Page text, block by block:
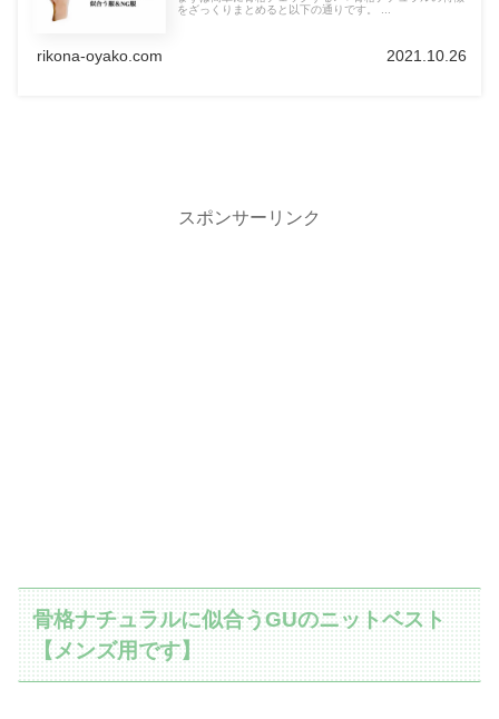
をざっくりまとめると以下の通りです。 ...
rikona-oyako.com 2021.10.26
スポンサーリンク
骨格ナチュラルに似合うGUのニットベスト
【メンズ用です】